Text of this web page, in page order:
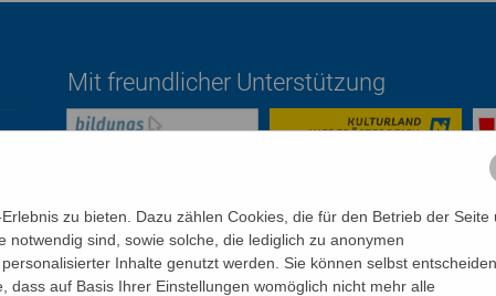
Mit freundlicher Unterstützung
zu bieten. Dazu zählen Cookies, die für den Betrieb der Seite
sind, sowie solche, die lediglich zu anonymen
Inhalte genutzt werden. Sie können selbst entscheiden,
auf Basis Ihrer Einstellungen womöglich nicht mehr alle